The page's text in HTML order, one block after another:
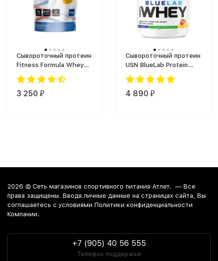
Сывороточный протеин
Fitness Formula Whey
Protein Premium
3 250 ₽
Сывороточный протеин
USN BlueLab Protein
(908 г)
4 890 ₽
2026 © Сеть магазинов спортивного питания Атлет. — Все
права защищены. Вводя личные данные на страницах сайта, Вы
соглашаетесь c условиями Политики конфиденциальности
Компании.
+7 (905) 40 56 555
Телефон поддержки